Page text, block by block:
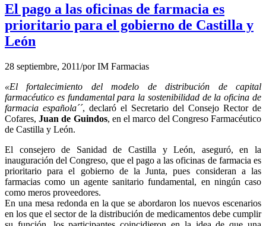
El pago a las oficinas de farmacia es
prioritario para el gobierno de Castilla y
León
28 septiembre, 2011/porIM Farmacias
«El fortalecimiento del modelo de distribución de capital
farmacéutico es fundamental para la sostenibilidad de la oficina de
farmacia española´´, declaró el Secretario del Consejo Rector de
Cofares,Juan de Guindos, en el marco del Congreso Farmacéutico
de Castilla y León.
El consejero de Sanidad de Castilla y León, aseguró, en la
inauguración del Congreso, que el pago a las oficinas de farmacia es
prioritario para el gobierno de la Junta, pues consideran a las
farmacias como un agente sanitario fundamental, en ningún caso
como meros proveedores.
En una mesa redonda en la que se abordaron los nuevos escenarios
en los que el sector de la distribución de medicamentos debe cumplir